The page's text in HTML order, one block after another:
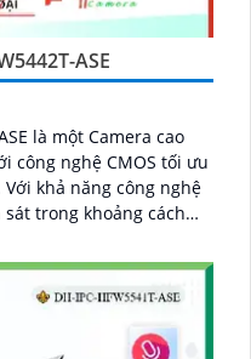
ASE
là một Camera cao
công nghệ CMOS tối ưu
trong khoảng cách